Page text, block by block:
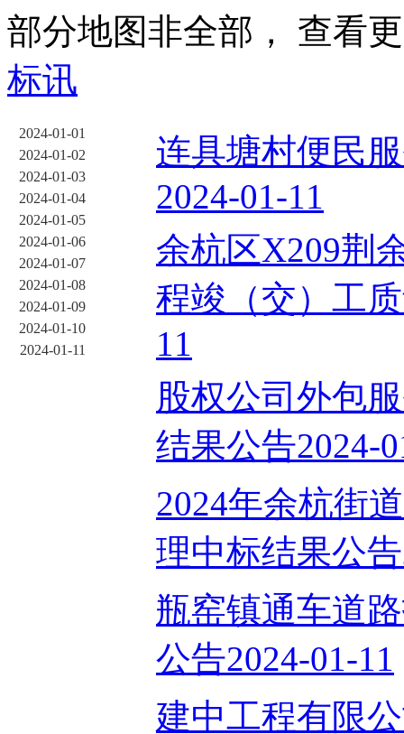
部分地图非全部， 查看
标讯
2024-01-01
2024-01-02
2024-01-03
2024-01-04
2024-01-05
2024-01-06
2024-01-07
2024-01-08
2024-01-09
2024-01-10
2024-01-11
连具塘村便民
2024-01-11
余杭区X209荆
程竣（交）工
11
股权公司外包
结果公告2024-
2024年余杭街
理中标结果公
瓶窑镇通车道
公告2024-01-11
建中工程有限